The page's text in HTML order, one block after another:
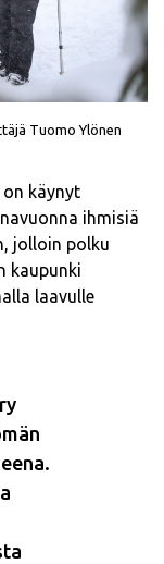
Tuomo Ylönen
käynyt
ihmisiä
jolloin polku
kaupunki
laavulle